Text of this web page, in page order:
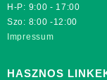
H-P: 9:00 - 17:00
Szo: 8:00 -12:00
Impressum
HASZNOS